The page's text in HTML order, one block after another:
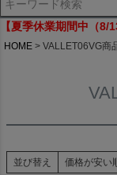
【夏季休業期間中（8/
HOME VALLET06VG商
並び替え 価格が安い